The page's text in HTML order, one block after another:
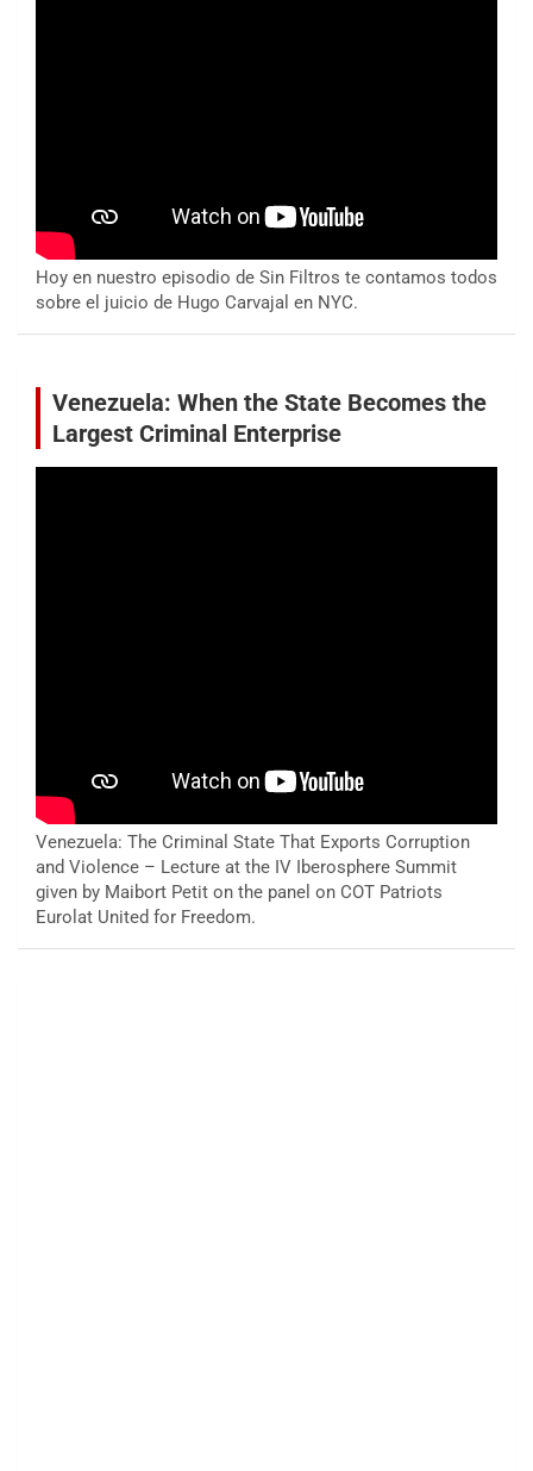
Hoy en nuestro episodio de Sin Filtros te contamos todos
sobre el juicio de Hugo Carvajal en NYC.
Venezuela: When the State Becomes the
Largest Criminal Enterprise
Venezuela: The Criminal State That Exports Corruption
and Violence – Lecture at the IV Iberosphere Summit
given by Maibort Petit on the panel on COT Patriots
Eurolat United for Freedom.